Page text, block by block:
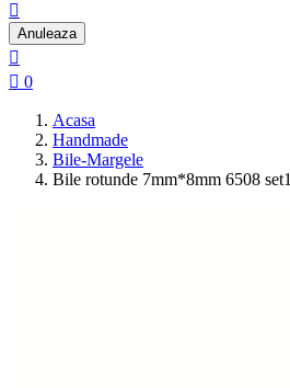

Anuleaza

 0
Acasa
Handmade
Bile-Margele
Bile rotunde 7mm*8mm 6508 set1